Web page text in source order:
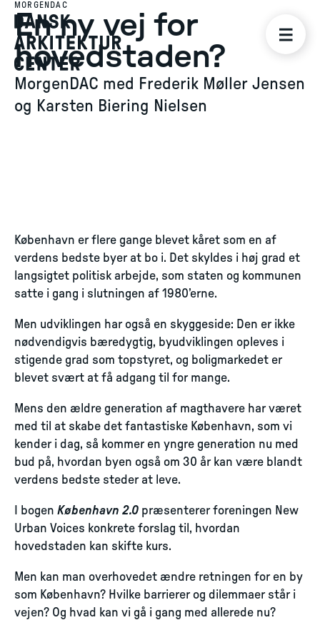
MORGENDAC
En ny vej for
hovedstaden?
MorgenDAC med Frederik Møller Jensen
og Karsten Biering Nielsen
København er flere gange blevet kåret som en af
verdens bedste byer at bo i. Det skyldes i høj grad et
langsigtet politisk arbejde, som staten og kommunen
satte i gang i slutningen af 1980’erne.
Men udviklingen har også en skyggeside: Den er ikke
nødvendigvis bæredygtig, byudviklingen opleves i
stigende grad som topstyret, og boligmarkedet er
blevet svært at få adgang til for mange.
Mens den ældre generation af magthavere har været
med til at skabe det fantastiske København, som vi
kender i dag, så kommer en yngre generation nu med
bud på, hvordan byen også om 30 år kan være blandt
verdens bedste steder at leve.
I bogen København 2.0 præsenterer foreningen New
Urban Voices konkrete forslag til, hvordan
hovedstaden kan skifte kurs.
Men kan man overhovedet ændre retningen for en by
som København? Hvilke barrierer og dilemmaer står i
vejen? Og hvad kan vi gå i gang med allerede nu?